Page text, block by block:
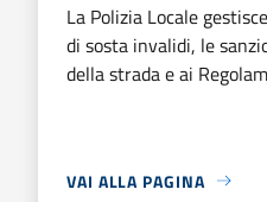
La Polizia Locale
di sosta invalidi, le
della strada e ai
VAI ALLA PAGINA